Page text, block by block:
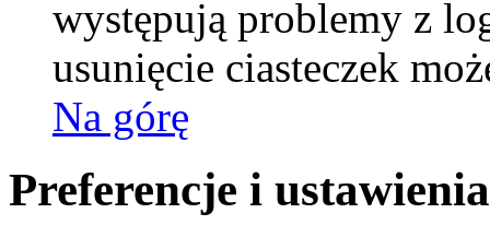
występują problemy z
usunięcie ciasteczek
Na górę
Preferencje i